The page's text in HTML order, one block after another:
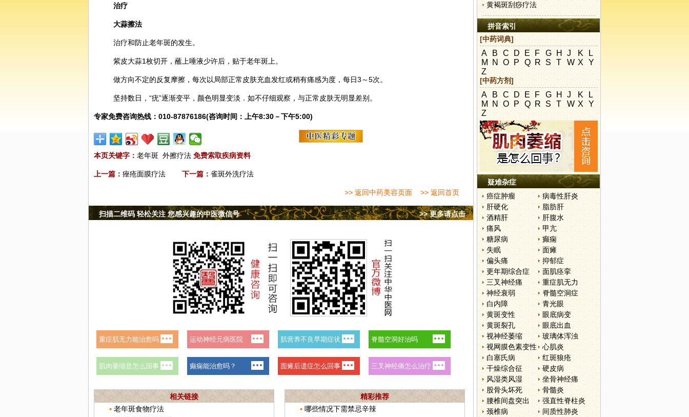
治疗
大蒜擦法
治疗和防止老年斑的发生。
紫皮大蒜1枚切开，蘸上唾液少许后，贴于老年斑上。
做方向不定的反复摩擦，每次以局部正常皮肤充血发红或稍有痛感为度，每日3～5次。
坚持数日，“疣”逐渐变平，颜色明显变淡．如不仔细观察，与正常皮肤无明显差别。
专家免费咨询热线：010-87876186(咨询时间：上午8:30－下午5:00)
本页关键字： 老年斑 外擦疗法 免费索取疾病资料
上一篇： 痤疮面膜疗法 下一篇： 雀斑外洗疗法
>> 返回中药美容页面 >> 返回首页
>> 更多请点击
扫描二维码 轻松关注 您感兴趣的中医微信号
相关链接
老年斑食物疗法
精彩推荐
哪些情况下需禁忌辛辣
黄褐斑刮痧疗法
拼音索引
[中药词典]
A B C D E F G H J K
L
M N O P Q R S T W X
Y
Z
[中药方剂]
A B C D E F G H J K
L
M N O P Q R S T W X
Y
Z
疑难杂症
癌症肿瘤
病毒性肝炎
肝硬化
脂肪肝
酒精肝
肝腹水
痛风
甲亢
糖尿病
癫痫
失眠
面瘫
偏头痛
抑郁症
更年期综合症
面肌痉挛
三叉神经痛
重症肌无力
神经衰弱
脊髓空洞症
白内障
青光眼
黄斑变性
眼底病变
黄斑裂孔
眼底出血
视神经萎缩
玻璃体浑浊
视网膜色素变性
心肌炎
白塞氏病
红斑狼疮
干燥综合征
硬皮病
风湿类风湿
坐骨神经痛
股骨头坏死
骨髓炎
腰椎间盘突出
强直性脊柱炎
颈椎病
间质性肺炎